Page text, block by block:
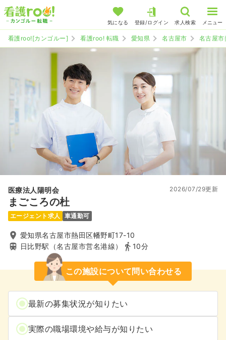
気になる 登録/ログイン 求人検索 メニュー
看護roo![カンゴルー] 看護roo! 転職 愛知県 名古屋市 名古屋市
医療法人陽明会
まごころの杜
2026/07/29更新
エージェント求人 車通勤可
愛知県名古屋市熱田区幡野町17-10
日比野駅（名古屋市営名港線）
10分
この施設について問い合わせる
最新の募集状況が知りたい
実際の職場環境や給与が知りたい